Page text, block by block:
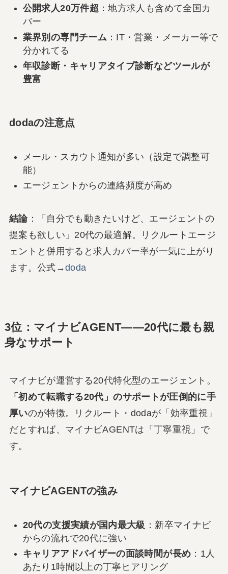
公開求人20万件超 ：地方求人も含めて全国カ
バー
業界別の専門チーム ：IT・営業・メーカー等で
分かれてる
年収診断・キャリアタイプ診断などツールが
豊富
dodaの注意点
メール・スカウト通知が多い（設定で調整可
能）
エージェントからの連絡頻度が高め
結論：「自分でも動きたいけど、エージェントの
提案も欲しい」20代の最適解。リクルートエージ
ェントと併用すると求人カバー率が一気に上がり
ます。公式→doda
3位：マイナビAGENT――20代に最も親
身なサポート
マイナビが運営する20代特化型のエージェント。
「初めて転職する20代」のサポートが圧倒的に手
厚いのが特徴。リクルート・dodaが「効率重視」
だとすれば、マイナビAGENTは「丁寧重視」で
す。
マイナビAGENTの強み
20代の支援実績が国内最大級 ：新卒マイナビ
からの流れで20代に強い
キャリアアドバイザーの面談時間が長め ：1人
あたり1時間以上の丁寧ヒアリング